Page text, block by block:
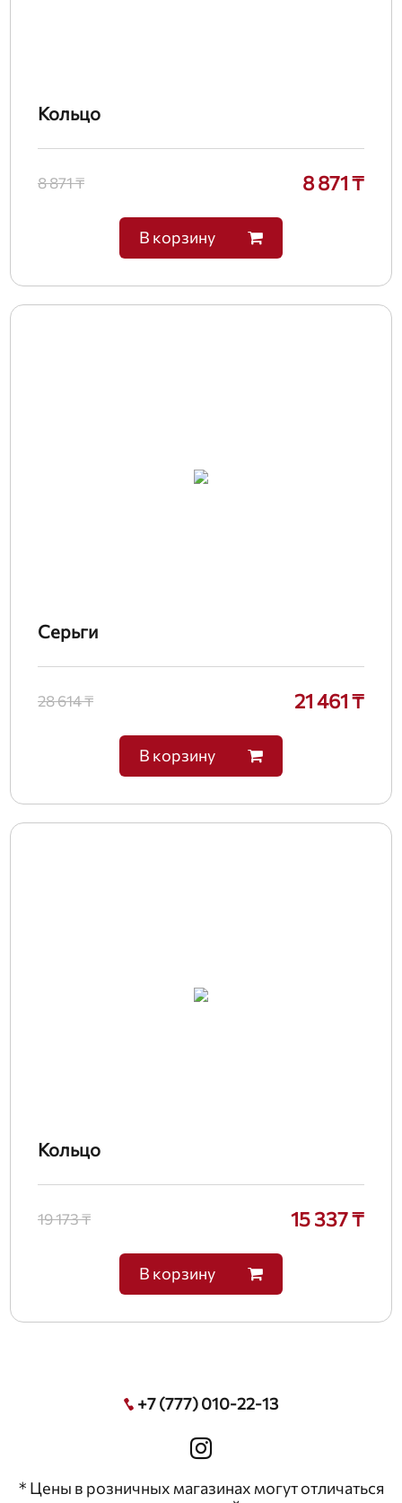
Кольцо
8 871 ₸ 8 871 ₸
В корзину
Серьги
28 614 ₸ 21 461 ₸
В корзину
Кольцо
19 173 ₸ 15 337 ₸
В корзину
+7 (777) 010-22-13
* Цены в розничных магазинах могут отличаться